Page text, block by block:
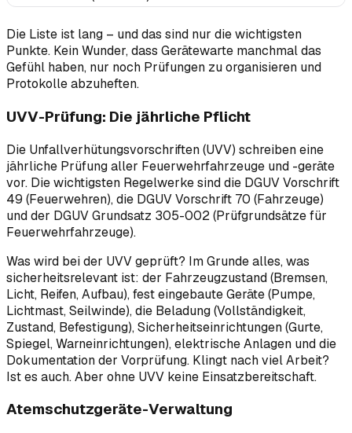
Die Liste ist lang – und das sind nur die wichtigsten
Punkte. Kein Wunder, dass Gerätewarte manchmal das
Gefühl haben, nur noch Prüfungen zu organisieren und
Protokolle abzuheften.
UVV-Prüfung: Die jährliche Pflicht
Die Unfallverhütungsvorschriften (UVV) schreiben eine
jährliche Prüfung aller Feuerwehrfahrzeuge und -geräte
vor. Die wichtigsten Regelwerke sind die DGUV Vorschrift
49 (Feuerwehren), die DGUV Vorschrift 70 (Fahrzeuge)
und der DGUV Grundsatz 305-002 (Prüfgrundsätze für
Feuerwehrfahrzeuge).
Was wird bei der UVV geprüft? Im Grunde alles, was
sicherheitsrelevant ist: der Fahrzeugzustand (Bremsen,
Licht, Reifen, Aufbau), fest eingebaute Geräte (Pumpe,
Lichtmast, Seilwinde), die Beladung (Vollständigkeit,
Zustand, Befestigung), Sicherheitseinrichtungen (Gurte,
Spiegel, Warneinrichtungen), elektrische Anlagen und die
Dokumentation der Vorprüfung. Klingt nach viel Arbeit?
Ist es auch. Aber ohne UVV keine Einsatzbereitschaft.
Atemschutzgeräte-Verwaltung